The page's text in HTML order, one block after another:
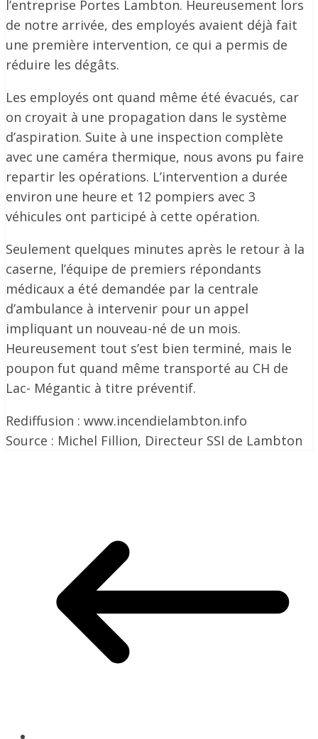
l’entreprise Portes Lambton. Heureusement lors
de notre arrivée, des employés avaient déjà fait
une première intervention, ce qui a permis de
réduire les dégâts.
Les employés ont quand même été évacués, car
on croyait à une propagation dans le système
d’aspiration. Suite à une inspection complète
avec une caméra thermique, nous avons pu faire
repartir les opérations. L’intervention a durée
environ une heure et 12 pompiers avec 3
véhicules ont participé à cette opération.
Seulement quelques minutes après le retour à la
caserne, l’équipe de premiers répondants
médicaux a été demandée par la centrale
d’ambulance à intervenir pour un appel
impliquant un nouveau-né de un mois.
Heureusement tout s’est bien terminé, mais le
poupon fut quand même transporté au CH de
Lac- Mégantic à titre préventif.
Rediffusion : www.incendielambton.info
Source : Michel Fillion, Directeur SSI de Lambton